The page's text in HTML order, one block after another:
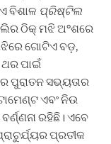
ବିଶାଳ ପ୍ରିଷ୍ଟିଲ
ଠିକ୍ ମଝି ଅ°ଶରେ
ଗୋଟିଏ ବଡ଼,
ପାଇଁ
ପୁରାତନ ସଭ୍ୟତାର
ଏବଂ ନିଉ
ରହିଛି। ଏବେ
ପ୍ରତୀକ